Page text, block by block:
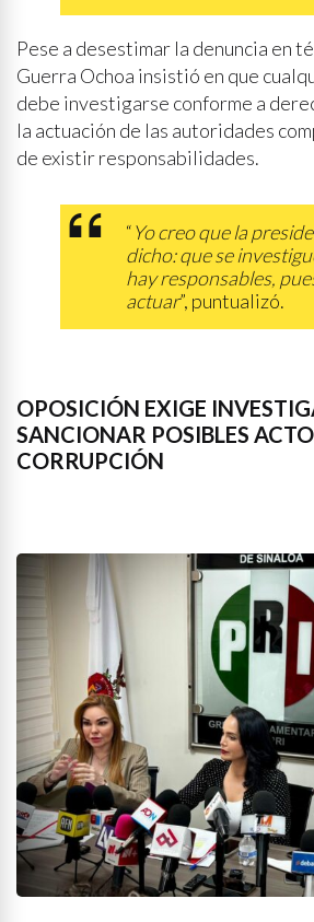
Pese a desestimar la denuncia en
Guerra Ochoa insistió en que
debe investigarse conforme a
la actuación de las autoridades
de existir responsabilidades.
“Yo creo que la
dicho: que se
hay responsables,
actuar”, puntualizó.
OPOSICIÓN EXIGE
SANCIONAR POSIBLES
CORRUPCIÓN